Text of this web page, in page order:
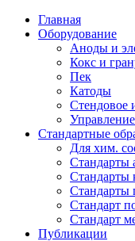
Главная
Оборудование
Аноды и
Кокс и
Пек
Катоды
Стендовое
Стандартные
Для хим.
Стандарты
Стандарты
Стандарты
Стандарт
Стандарт
Публикации